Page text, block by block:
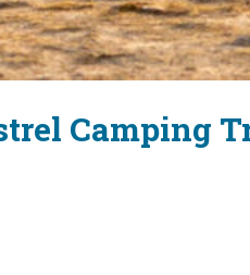
Camping